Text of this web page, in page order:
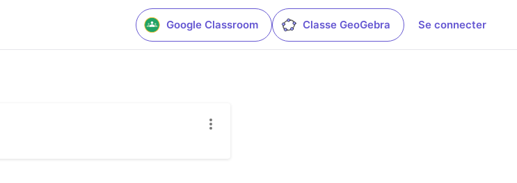
Google Classroom Classe GeoGebra Se connecter